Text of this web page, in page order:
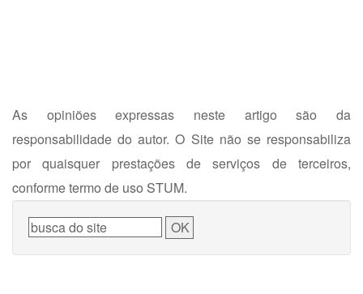
As opiniões expressas neste artigo são da
responsabilidade do autor. O Site não se responsabiliza
por quaisquer prestações de serviços de terceiros,
conforme termo de uso STUM.